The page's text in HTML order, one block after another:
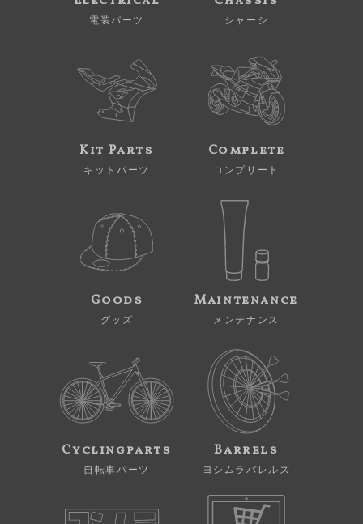
電装パーツ シャーシ
Kit Parts
キットパーツ
Complete
コンプリート
Goods
グッズ
Maintenance
メンテナンス
Cyclingparts
自転車パーツ
Barrels
ヨシムラバレルズ